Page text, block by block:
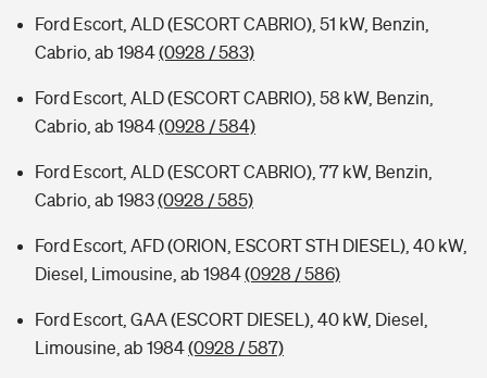
Ford Escort, ALD (ESCORT CABRIO), 51 kW, Benzin,
Cabrio, ab 1984(0928 / 583)
Ford Escort, ALD (ESCORT CABRIO), 58 kW, Benzin,
Cabrio, ab 1984(0928 / 584)
Ford Escort, ALD (ESCORT CABRIO), 77 kW, Benzin,
Cabrio, ab 1983(0928 / 585)
Ford Escort, AFD (ORION, ESCORT STH DIESEL), 40 kW,
Diesel, Limousine, ab 1984(0928 / 586)
Ford Escort, GAA (ESCORT DIESEL), 40 kW, Diesel,
Limousine, ab 1984(0928 / 587)